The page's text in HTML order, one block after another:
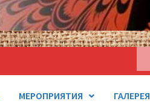
МЕРОПРИЯТИЯ ГАЛЕРЕЯ